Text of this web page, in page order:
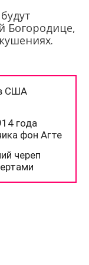
Богородице,